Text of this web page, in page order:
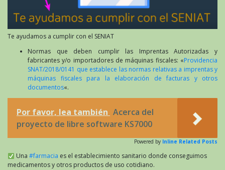
Te ayudamos a cumplir con el SENIAT
Normas que deben cumplir las Imprentas Autorizadas y
fabricantes y/o importadores de máquinas fiscales: «Providencia
SNAT/2018/0141 que establece las normas relativas a imprentas y
máquinas fiscales para la elaboración de facturas y otros
documentos«.
Por favor, lea también Acerca del
proyecto de libre software KS7000
Powered by Inline Related Posts
Una #farmacia es el establecimiento sanitario donde conseguimos
medicamentos y otros productos de uso cotidiano.